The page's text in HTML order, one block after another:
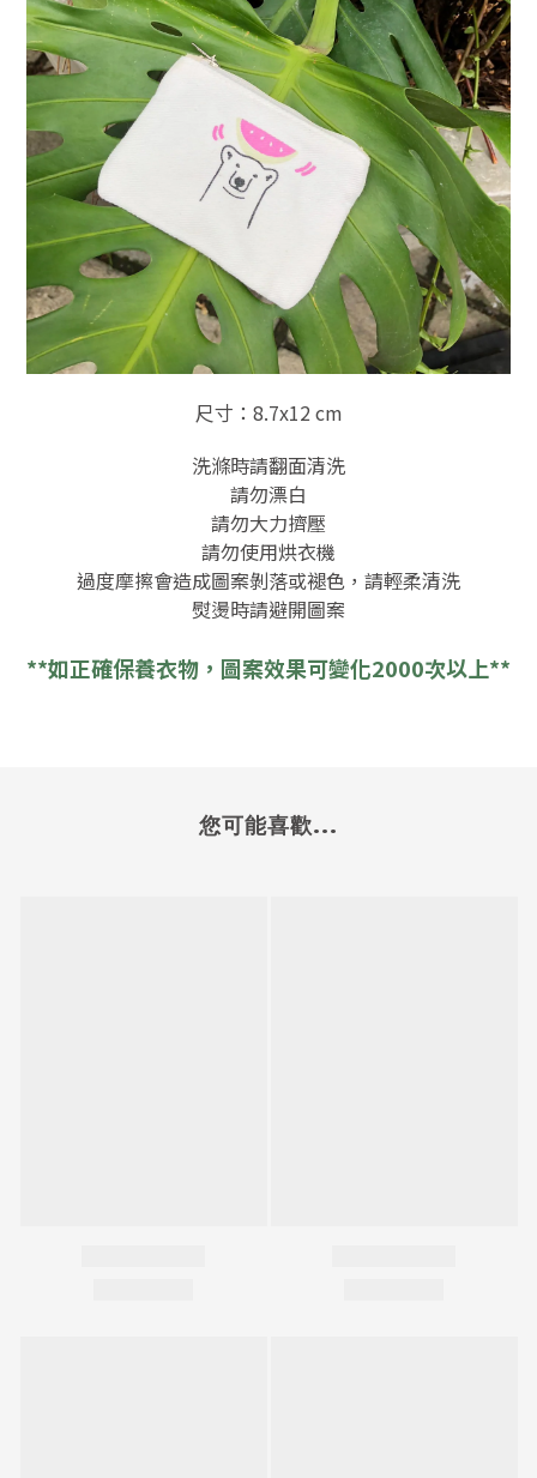
尺寸：8.7x12 cm
洗滌時請翻面清洗
請勿漂白
請勿大力擠壓
請勿使用烘衣機
過度摩擦會造成圖案剝落或褪色，請輕柔清洗
熨燙時請避開圖案
**如正確保養衣物，圖案效果可變化2000次以上**
您可能喜歡...